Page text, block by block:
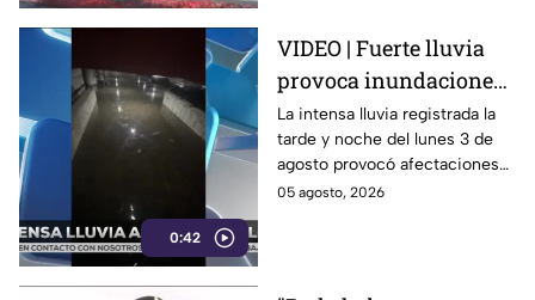
0:42
VIDEO | Fuerte lluvia
provoca inundaciones
en Celaya; vehículos
quedan atrapados bajo
el agua
La intensa lluvia registrada la
tarde y noche del lunes 3 de
agosto provocó afectaciones
en distintos puntos de Celaya,
05 agosto, 2026